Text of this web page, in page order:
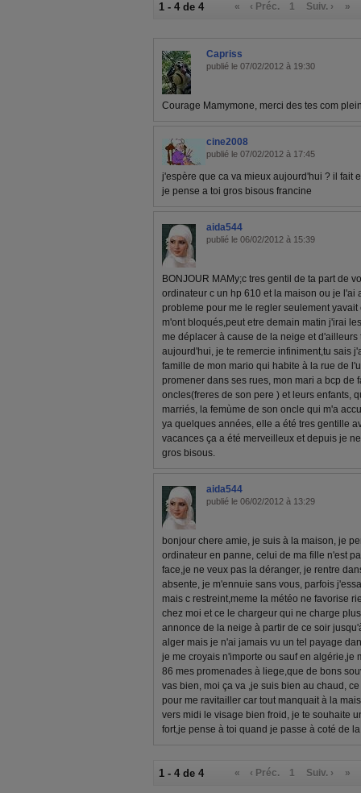
1 - 4 de 4 « ‹ Préc. 1 Suiv. › »
Capriss
publié le 07/02/2012 à 19:30
Courage Mamymone, merci des tes com
cine2008
publié le 07/02/2012 à 17:45
j'espère que ca va mieux aujourd'hui ? il fait
je pense a toi gros bisous francine
aida544
publié le 06/02/2012 à 15:39
BONJOUR MAMy;c tres gentil de ta part de
ordinateur c un hp 610 et la maison ou je l'ai
probleme pour me le regler seulement
m'ont bloqués,peut etre demain matin j'irai
me déplacer à cause de la neige et d'ailleurs
aujourd'hui, je te remercie infiniment,tu sais
famille de mon mario qui habite à la rue de
promener dans ses rues, mon mari a bcp de
oncles(freres de son pere ) et leurs enfants,
marriés, la femùme de son oncle qui m'a
ya quelques années, elle a été tres gentille
vacances ça a été merveilleux et depuis je
gros bisous.
aida544
publié le 06/02/2012 à 13:29
bonjour chere amie, je suis à la maison, je
ordinateur en panne, celui de ma fille n'est
face,je ne veux pas la déranger, je rentre
absente, je m'ennuie sans vous, parfois
mais c restreint,meme la météo ne favorise
chez moi et ce le chargeur qui ne charge
annonce de la neige à partir de ce soir
alger mais je n'ai jamais vu un tel payage
je me croyais n'importe ou sauf en algérie,je
86 mes promenades à liege,que de bons
vas bien, moi ça va ,je suis bien au chaud,
pour me ravitailler car tout manquait à la
vers midi le visage bien froid, je te souhaite
fort,je pense à toi quand je passe à coté de
1 - 4 de 4 « ‹ Préc. 1 Suiv. › »